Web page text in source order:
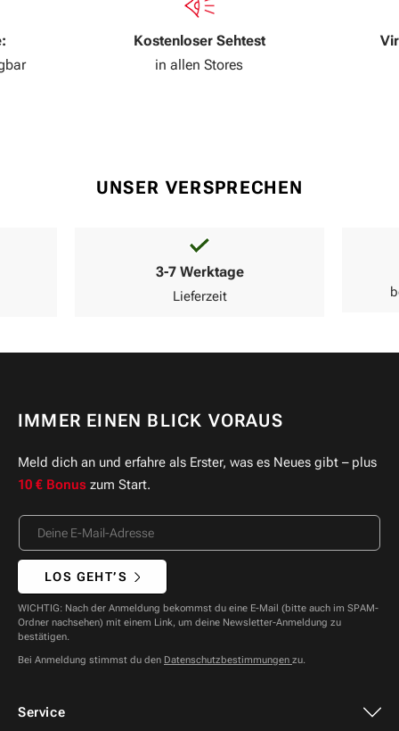
Kostenloser Sehtest
in allen Stores
UNSER VERSPRECHEN
3-7 Werktage
Lieferzeit
Service
IMMER EINEN BLICK VORAUS
Meld dich an und erfahre als Erster, was es Neues gibt – plus
10 € Bonus zum Start.
LOS GEHT’S
WICHTIG: Nach der Anmeldung bekommst du eine E-Mail (bitte auch im SPAM-
Ordner nachsehen) mit einem Link, um deine Newsletter-Anmeldung zu
bestätigen.
Bei Anmeldung stimmst du den Datenschutzbestimmungen zu.